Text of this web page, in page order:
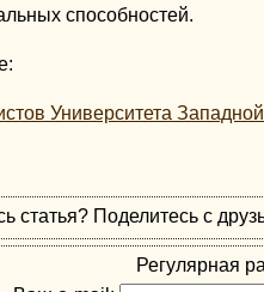
способностей.
Университета
статья? Поделитесь с
Регулярная